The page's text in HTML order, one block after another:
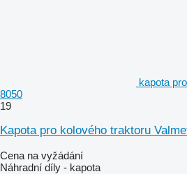
kapota
8050
19
Kapota pro kolového traktoru
Cena na vyžádání
Náhradní díly - kapota